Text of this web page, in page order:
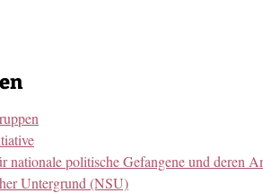
nationale politische Gefangene und deren
Untergrund (NSU)